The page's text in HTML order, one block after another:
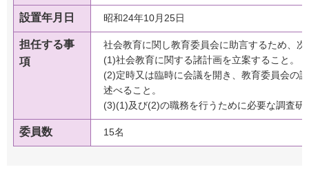
設置年月日 昭和24年10月25日
担任する事
項
社会教育に関し教育委員会に助言するため、
(1)社会教育に関する諸計画を立案すること。
(2)定時又は臨時に会議を開き、教育委員会の
述べること。
(3)(1)及び(2)の職務を行うために必要な調査研
委員数 15名